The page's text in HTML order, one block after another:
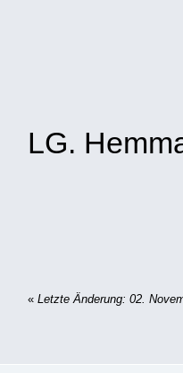
LG.
« Letzte Änderung: 02.